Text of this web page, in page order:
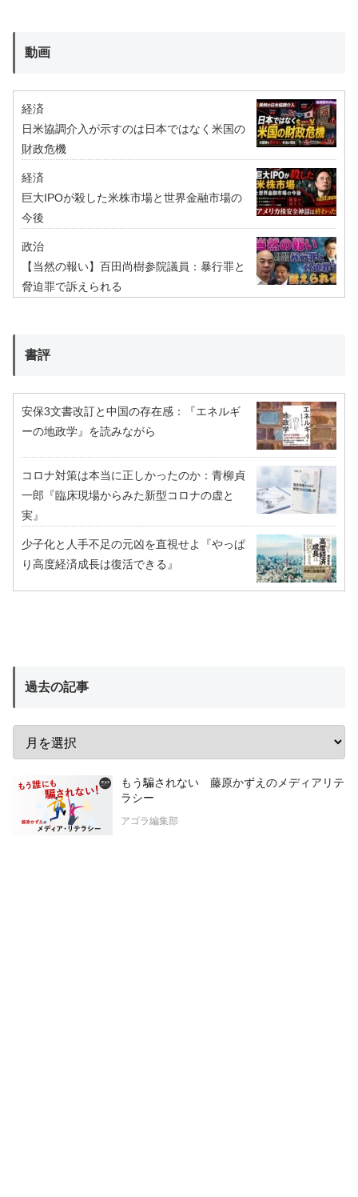
動画
経済
日米協調介入が示すのは日本ではなく米国の
財政危機
経済
巨大IPOが殺した米株市場と世界金融市場の
今後
政治
【当然の報い】百田尚樹参院議員：暴行罪と
脅迫罪で訴えられる
書評
安保3文書改訂と中国の存在感：『エネルギ
ーの地政学』を読みながら
コロナ対策は本当に正しかったのか：青柳貞
一郎『臨床現場からみた新型コロナの虚と
実』
少子化と人手不足の元凶を直視せよ『やっぱ
り高度経済成長は復活できる』
過去の記事
もう騙されない 藤原かずえのメディアリテ
ラシー
アゴラ編集部